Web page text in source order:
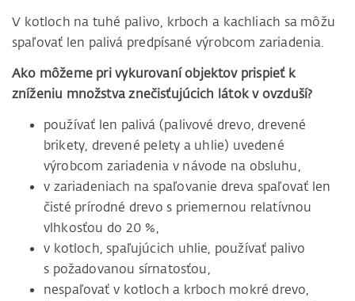
V kotloch na tuhé palivo, krboch a kachliach sa môžu
spaľovať len palivá predpísané výrobcom zariadenia.
Ako môžeme pri vykurovaní objektov prispieť k
zníženiu množstva znečisťujúcich látok v ovzduší?
používať len palivá (palivové drevo, drevené
brikety, drevené pelety a uhlie) uvedené
výrobcom zariadenia v návode na obsluhu,
v zariadeniach na spaľovanie dreva spaľovať len
čisté prírodné drevo s priemernou relatívnou
vlhkosťou do 20 %,
v kotloch, spaľujúcich uhlie, používať palivo
s požadovanou sírnatosťou,
nespaľovať v kotloch a krboch mokré drevo,